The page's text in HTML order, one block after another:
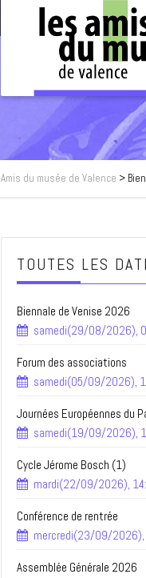
Amis du musée de Valence >
TOUTES LES
Biennale de Venise 2026
samedi(29/08/2026),
Forum des associations
samedi(05/09/2026),
Journées Européennes du
samedi(19/09/2026),
Cycle Jérome Bosch (1)
mardi(22/09/2026),
Conférence de rentrée
mercredi(23/09/2026),
Assemblée Générale 2026